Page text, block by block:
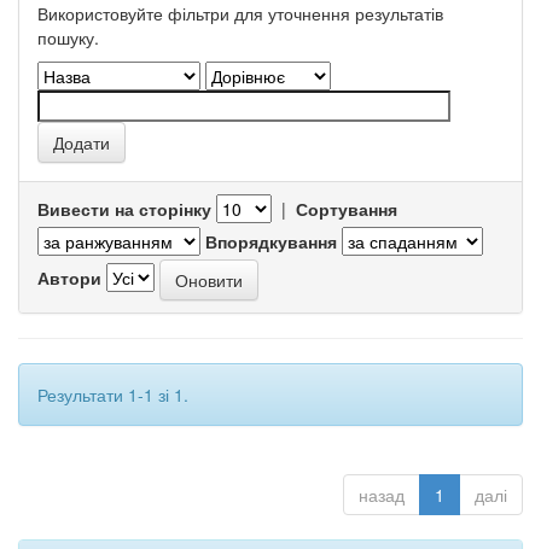
Використовуйте фільтри для уточнення результатів
пошуку.
Вивести на сторінку | Сортування
Впорядкування
Автори
Результати 1-1 зі 1.
назад 1 далі